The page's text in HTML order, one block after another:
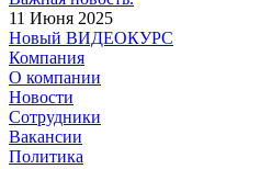
11 Июня 2025
Новый ВИДЕОКУРС
Компания
О компании
Новости
Сотрудники
Вакансии
Политика